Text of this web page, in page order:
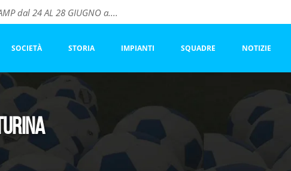
dal 24 AL 28 GIUGNO a....
ACF FIORENTINA
SOCIETÀ STORIA IMPIANTI SQUADRE NOTIZIE